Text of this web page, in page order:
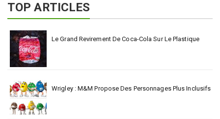
TOP ARTICLES
Le Grand Revirement De Coca-Cola Sur Le Plastique
Wrigley : M&M Propose Des Personnages Plus Inclusifs